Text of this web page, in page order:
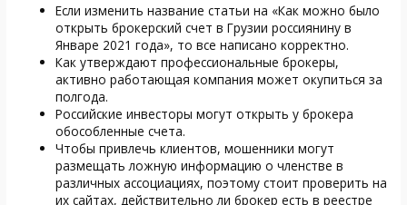
Если изменить название статьи на «Как можно было
открыть брокерский счет в Грузии россиянину в
Январе 2021 года», то все написано корректно.
Как утверждают профессиональные брокеры,
активно работающая компания может окупиться за
полгода.
Российские инвесторы могут открыть у брокера
обособленные счета.
Чтобы привлечь клиентов, мошенники могут
размещать ложную информацию о членстве в
различных ассоциациях, поэтому стоит проверить на
их сайтах, действительно ли брокер есть в реестре